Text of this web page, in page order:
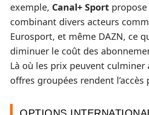
exemple, Canal+ Sport
combinant divers acteurs
Eurosport, et même DAZN, ce
diminuer le coût des
Là où les prix peuvent culminer
offres groupées rendent
OPTIONS